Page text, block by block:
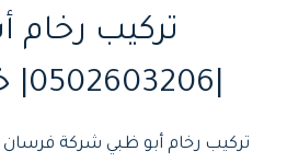
تركيب رخام
تركيب رخام أبو ظبي شركة فرسان